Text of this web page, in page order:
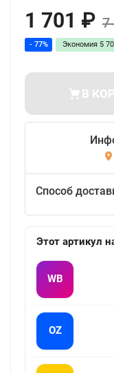
1 701 ₽ 7
- 77% Экономия 5
В
Способ
Этот артикул
WB
OZ